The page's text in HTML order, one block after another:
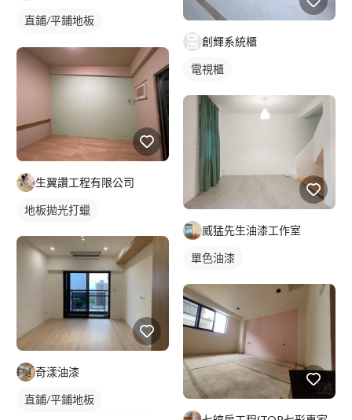
直鋪/平鋪地板
生翼讚工程有限公司
地板拋光打蠟
奇漾油漆
直鋪/平鋪地板
創輝系統櫃
電視櫃
威猛先生油漆工作室
單色油漆